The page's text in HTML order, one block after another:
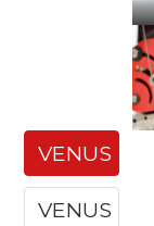
VENUS
VENUS